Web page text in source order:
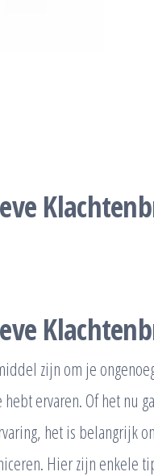
zijn om je
ervaren. Of het nu
het is belangrijk
Hier zijn enkele